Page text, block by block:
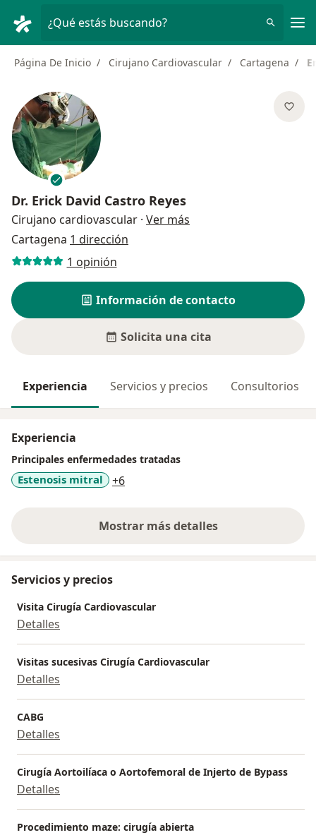
¿Qué estás buscando?
Página De Inicio Cirujano Cardiovascular Cartagena
Dr. Erick David Castro Reyes
Cirujano cardiovascular · Ver más
Cartagena 1 dirección
1 opinión
Información de contacto
Solicita una cita
Experiencia Servicios y precios Consultorios
Experiencia
Principales enfermedades tratadas
Estenosis mitral +6a11y_sr_more_diseases
Mostrar más detalles
sobre la experiencia
Servicios y precios
Visita Cirugía Cardiovascular
Detalles
Visitas sucesivas Cirugía Cardiovascular
Detalles
CABG
Detalles
Cirugía Aortoilíaca o Aortofemoral de Injerto de Bypass
Detalles
Procedimiento maze: cirugía abierta